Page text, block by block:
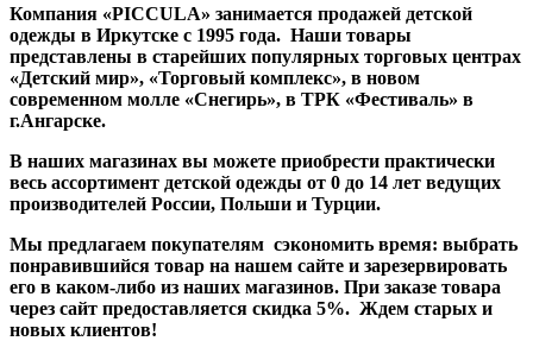
Компания «PICCULA» занимается продажей детской
одежды в Иркутске с 1995 года. Наши товары
представлены в старейших популярных торговых центрах
«Детский мир», «Торговый комплекс», в новом
современном молле «Снегирь», в ТРК «Фестиваль» в
г.Ангарске.
В наших магазинах вы можете приобрести практически
весь ассортимент детской одежды от 0 до 14 лет ведущих
производителей России, Польши и Турции.
Мы предлагаем покупателям сэкономить время: выбрать
понравившийся товар на нашем сайте и зарезервировать
его в каком-либо из наших магазинов. При заказе товара
через сайт предоставляется скидка 5%. Ждем старых и
новых клиентов!